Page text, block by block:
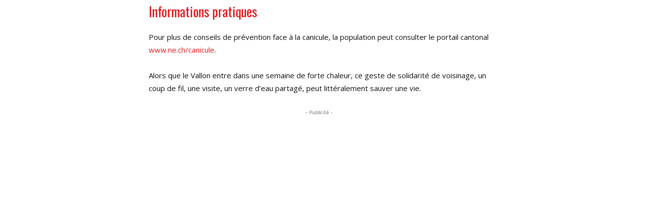
Informations pratiques
Pour plus de conseils de prévention face à la canicule, la population peut consulter le portail cantonal
www.ne.ch/canicule.
Alors que le Vallon entre dans une semaine de forte chaleur, ce geste de solidarité de voisinage, un
coup de fil, une visite, un verre d’eau partagé, peut littéralement sauver une vie.
- Publicité -